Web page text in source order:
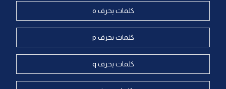
كلمات بحرف o
كلمات بحرف p
كلمات بحرف q